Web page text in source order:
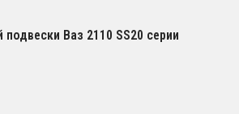
Ваз 2110 SS20 серии